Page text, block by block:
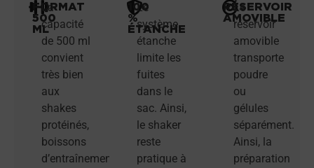
FORMAT
500
ML
La
capacité
de 500 ml
convient
très bien
aux
shakes
protéinés,
boissons
d’entraînement
100
%
ÉTANCHE
Le
système
étanche
limite les
fuites
dans le
sac. Ainsi,
le shaker
reste
pratique à
RÉSERVOIR
AMOVIBLE
Le
réservoir
amovible
transporte
poudre
ou
gélules
séparément.
Ainsi, la
préparation